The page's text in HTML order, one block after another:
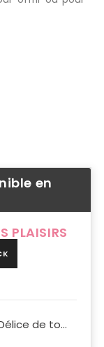
en
PLAISIRS
Délice de tomates séchées BIO 90g